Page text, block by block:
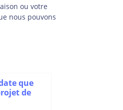
ou votre
nous pouvons
que
de